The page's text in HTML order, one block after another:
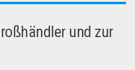
und zur